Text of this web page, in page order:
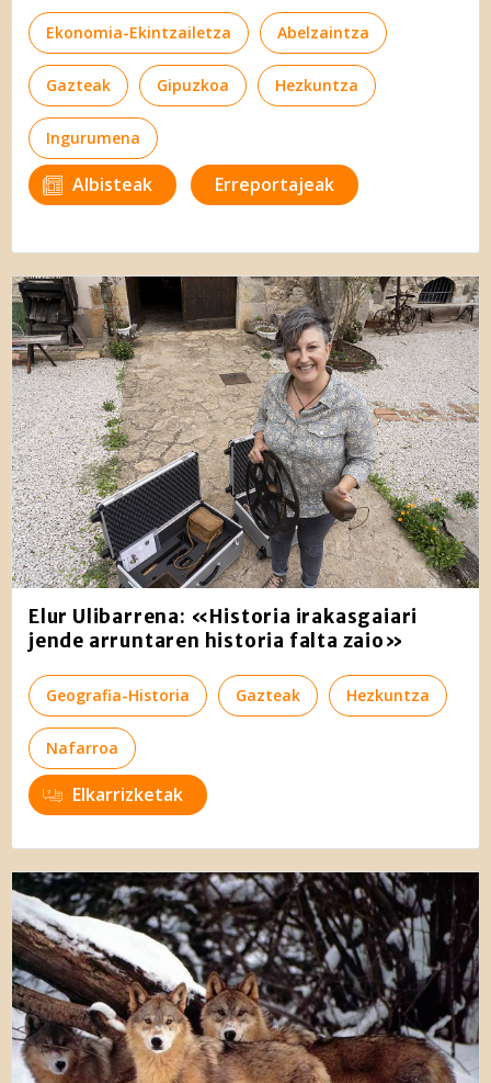
Ekonomia-Ekintzailetza Abelzaintza
Gazteak Gipuzkoa Hezkuntza
Ingurumena
Albisteak Erreportajeak
Elur Ulibarrena: «Historia irakasgaiari
jende arruntaren historia falta zaio»
Geografia-Historia Gazteak Hezkuntza
Nafarroa
Elkarrizketak